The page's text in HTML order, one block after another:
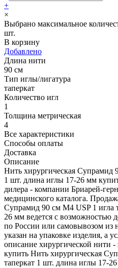
+
×
Выбрано максимальное
шт.
В корзину
Добавлено
Длина нити
90 см
Тип иглы/лигатура
таперкат
Количество игл
1
Толщина метрическая
4
Все характеристики
Способы оплаты
Доставка
Описание
Нить хирургическая Супрамид
1 шт. длина иглы 17-26 мм
дилера - компании Бриарей-
медицинского каталога.
Супрамид 90 см М4 USP 1 игла
26 мм ведется с возможностью
по России или самовывозом из
указан на упаковке изделия, а
описание хирургической нити
купить Нить хирургическая
таперкат 1 шт. длина иглы 17-